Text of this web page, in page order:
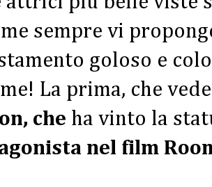
sempre vi
goloso e
La prima, che
che ha vinto la
nel film